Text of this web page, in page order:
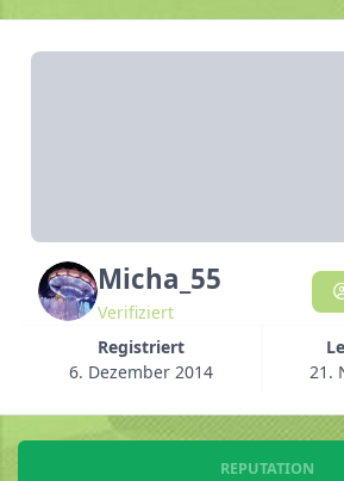
Micha_55
Verifiziert
Registriert
6. Dezember 2014
21.
REPUTATION